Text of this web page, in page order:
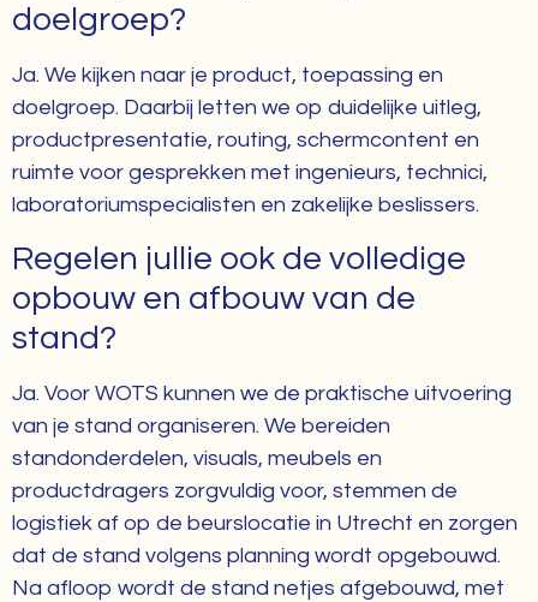
doelgroep?
Ja. We kijken naar je product, toepassing en
doelgroep. Daarbij letten we op duidelijke uitleg,
productpresentatie, routing, schermcontent en
ruimte voor gesprekken met ingenieurs, technici,
laboratoriumspecialisten en zakelijke beslissers.
Regelen jullie ook de volledige
opbouw en afbouw van de
stand?
Ja. Voor WOTS kunnen we de praktische uitvoering
van je stand organiseren. We bereiden
standonderdelen, visuals, meubels en
productdragers zorgvuldig voor, stemmen de
logistiek af op de beurslocatie in Utrecht en zorgen
dat de stand volgens planning wordt opgebouwd.
Na afloop wordt de stand netjes afgebouwd, met